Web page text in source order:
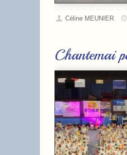
Céline MEUNIER